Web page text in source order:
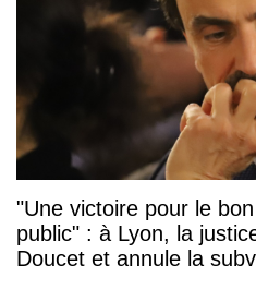
"Une victoire pour le
public" : à Lyon, la
Doucet et annule la